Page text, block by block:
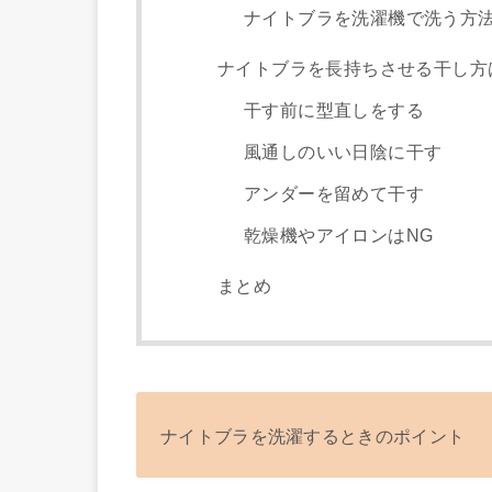
ナイトブラを洗濯機で洗う方
ナイトブラを長持ちさせる干し方
干す前に型直しをする
風通しのいい日陰に干す
アンダーを留めて干す
乾燥機やアイロンはNG
まとめ
ナイトブラを洗濯するときのポイント